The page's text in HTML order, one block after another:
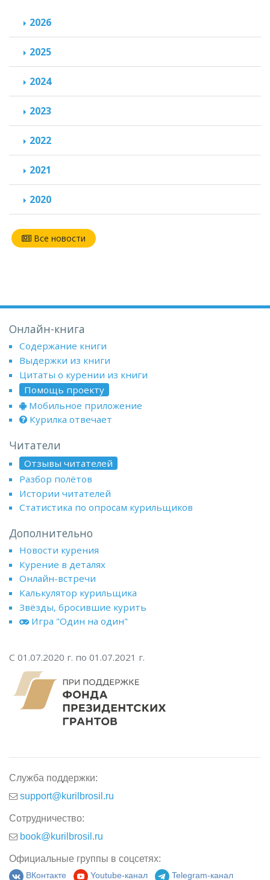
2026
2025
2024
2023
2022
2021
2020
Все новости
Онлайн-книга
Содержание книги
Выдержки из книги
Цитаты о курении из книги
Помощь проекту
Мобильное приложение
Курилка отвечает
Читатели
Отзывы читателей
Разбор полётов
Истории читателей
Статистика по опросам курильщиков
Дополнительно
Новости курения
Курение в деталях
Онлайн-встречи
Калькулятор курильщика
Звёзды, бросившие курить
Игра "Один на один"
С 01.07.2020 г. по 01.07.2021 г.
Служба поддержки:
support@kurilbrosil.ru
Сотрудничество:
book@kurilbrosil.ru
Официальные группы в соцсетях:
ВКонтакте Youtube-канал Telegram-канал